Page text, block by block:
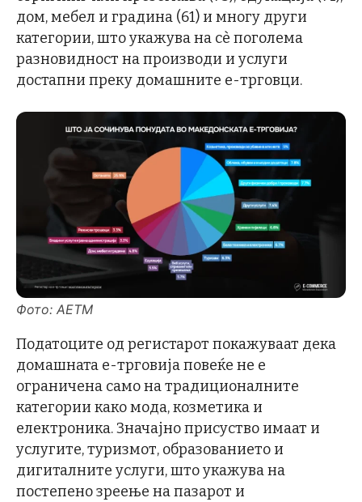
дом, мебел и градина (61) и многу други
категории, што укажува на сè поголема
разновидност на производи и услуги
достапни преку домашните е-трговци.
Фото: АЕТМ
Податоците од регистарот покажуваат дека
домашната е-трговија повеќе не е
ограничена само на традиционалните
категории како мода, козметика и
електроника. Значајно присуство имаат и
услугите, туризмот, образованието и
дигиталните услуги, што укажува на
постепено зреење на пазарот и